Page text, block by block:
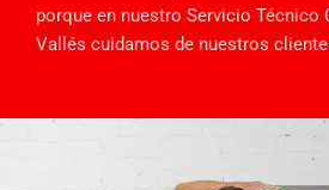
porque en nuestro Servicio Técnico
Vallés cuidamos de nuestros